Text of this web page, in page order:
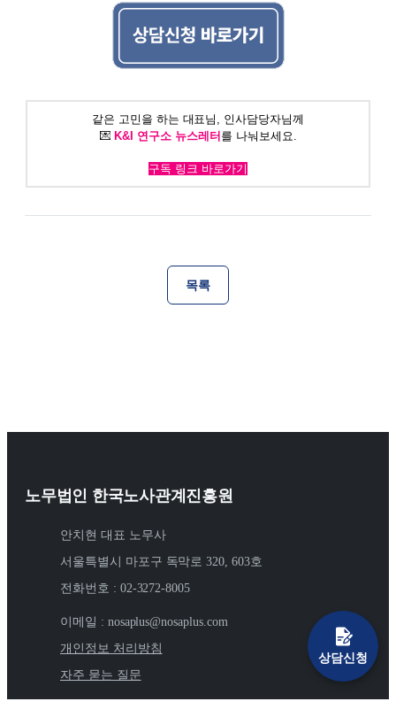
상담신청
같은 고민을 하는 대표님, 인사담당자님께
💌 K&I 연구소 뉴스레터 를 나눠보세요.
구독 링크 바로가기
목록
노무법인 한국노사관계진흥원
안치현 대표 노무사
서울특별시 마포구 독막로 320, 603호
전화번호 : 02-3272-8005
이메일 : nosaplus@nosaplus.com
개인정보 처리방침
자주 묻는 질문